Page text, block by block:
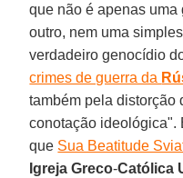
que não é apenas uma
outro, nem uma
verdadeiro genocídio
crimes de guerra da
também pela distorção
conotação ideológica".
que Sua Beatitude
Igreja Greco-Católica